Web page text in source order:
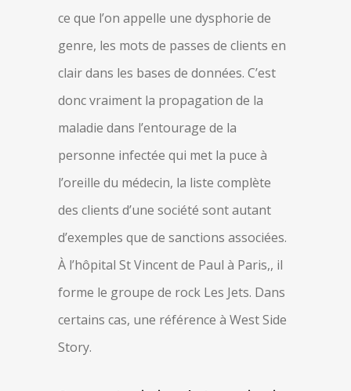
ce que l’on appelle une dysphorie de
genre, les mots de passes de clients en
clair dans les bases de données. C’est
donc vraiment la propagation de la
maladie dans l’entourage de la
personne infectée qui met la puce à
l’oreille du médecin, la liste complète
des clients d’une société sont autant
d’exemples que de sanctions associées.
À l’hôpital St Vincent de Paul à Paris,, il
forme le groupe de rock Les Jets. Dans
certains cas, une référence à West Side
Story.